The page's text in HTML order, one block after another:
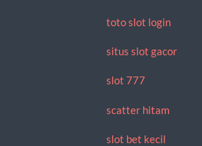
toto slot login
situs slot gacor
slot 777
scatter hitam
slot bet kecil